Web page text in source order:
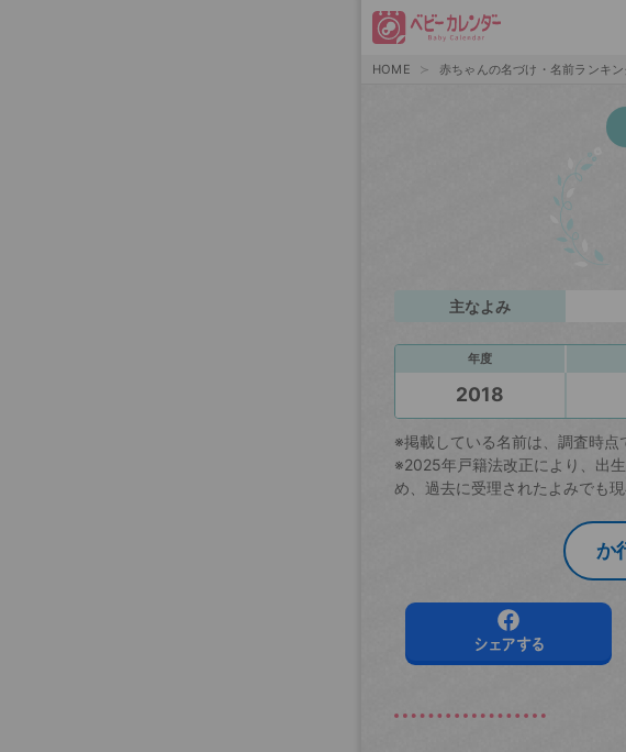
HOME 赤ちゃんの名づけ・名前ランキン
主なよみ
年度
2018
※掲載している名前は、調査時点
※2025年戸籍法改正により、出
め、過去に受理されたよみでも
か
シェアする